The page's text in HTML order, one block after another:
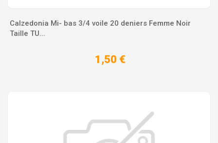
Calzedonia Mi- bas 3/4 voile 20 deniers Femme Noir
Taille TU...
1,50 €